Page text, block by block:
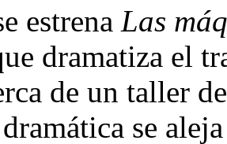
estrena Las
dramatiza el
de un taller
se